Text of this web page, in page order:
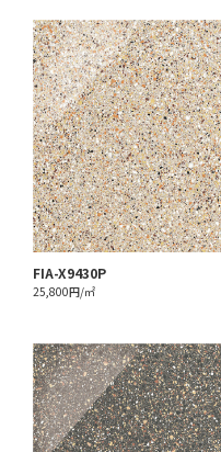
FIA-X9430P
25,800円/㎡